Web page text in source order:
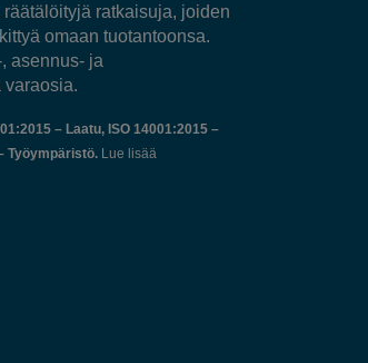
ratkaisuja, joiden
omaan tuotantoonsa.
asennus- ja
varaosia.
– Laatu, ISO 14001:2015 –
Työympäristö. Lue lisää